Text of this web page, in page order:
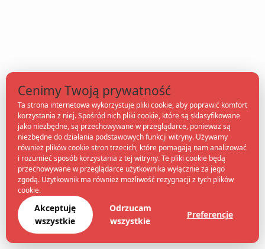
Cenimy Twoją prywatność
Ta strona internetowa wykorzystuje pliki cookie, aby poprawić komfort
korzystania z niej. Spośród nich pliki cookie, które są sklasyfikowane
jako niezbędne, są przechowywane w przeglądarce, ponieważ są
niezbędne do działania podstawowych funkcji witryny. Używamy
również plików cookie stron trzecich, które pomagają nam analizować
i rozumieć sposób korzystania z tej witryny. Te pliki cookie będą
przechowywane w przeglądarce użytkownika wyłącznie za jego
zgodą. Użytkownik ma również możliwość rezygnacji z tych plików
cookie.
Akceptuję
wszystkie
Odrzucam
wszystkie
Preferencje